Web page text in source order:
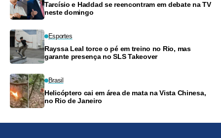
Tarcísio e Haddad se reencontram em debate na TV
neste domingo
Esportes
Rayssa Leal torce o pé em treino no Rio, mas
garante presença no SLS Takeover
Brasil
Helicóptero cai em área de mata na Vista Chinesa,
no Rio de Janeiro